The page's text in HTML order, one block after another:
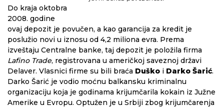
Do kraja oktobra
2008. godine
ovaj depozit je povučen, a kao garancija za kredit je
poslužio novi u iznosu od 4,2 miliona evra. Prema
izveštaju Centralne banke, taj depozit je položila firma
Lafino Trade, registrovana u američkoj saveznoj državi
Delaver. Vlasnici firme su bili braća Duško i Darko Šarić.
Darko Šarić je vodio moćnu balkansku kriminalnu
organizaciju koja je godinama krijumčarila kokain iz Južne
Amerike u Evropu. Optužen je u Srbiji zbog krijumčarenja